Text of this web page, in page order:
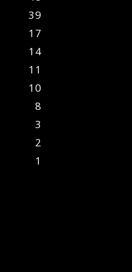
39
17
14
11
10
8
3
2
1